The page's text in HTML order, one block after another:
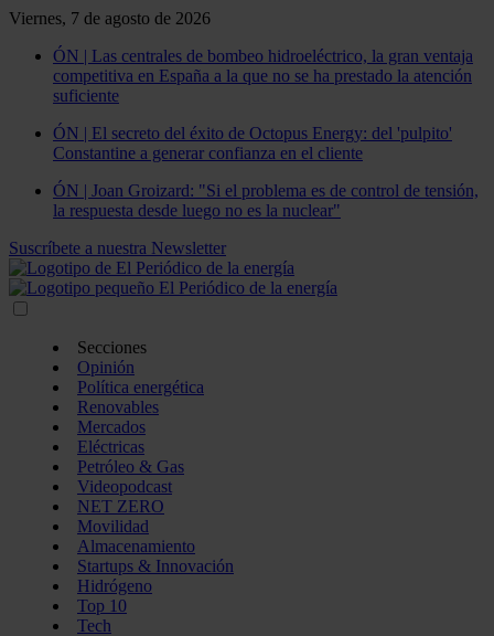
Viernes, 7 de agosto de 2026
ÓN | Las centrales de bombeo hidroeléctrico, la gran ventaja
competitiva en España a la que no se ha prestado la atención
suficiente
ÓN | El secreto del éxito de Octopus Energy: del 'pulpito'
Constantine a generar confianza en el cliente
ÓN | Joan Groizard: "Si el problema es de control de tensión,
la respuesta desde luego no es la nuclear"
Suscríbete a nuestra Newsletter
Secciones
Opinión
Política energética
Renovables
Mercados
Eléctricas
Petróleo & Gas
Videopodcast
NET ZERO
Movilidad
Almacenamiento
Startups & Innovación
Hidrógeno
Top 10
Tech